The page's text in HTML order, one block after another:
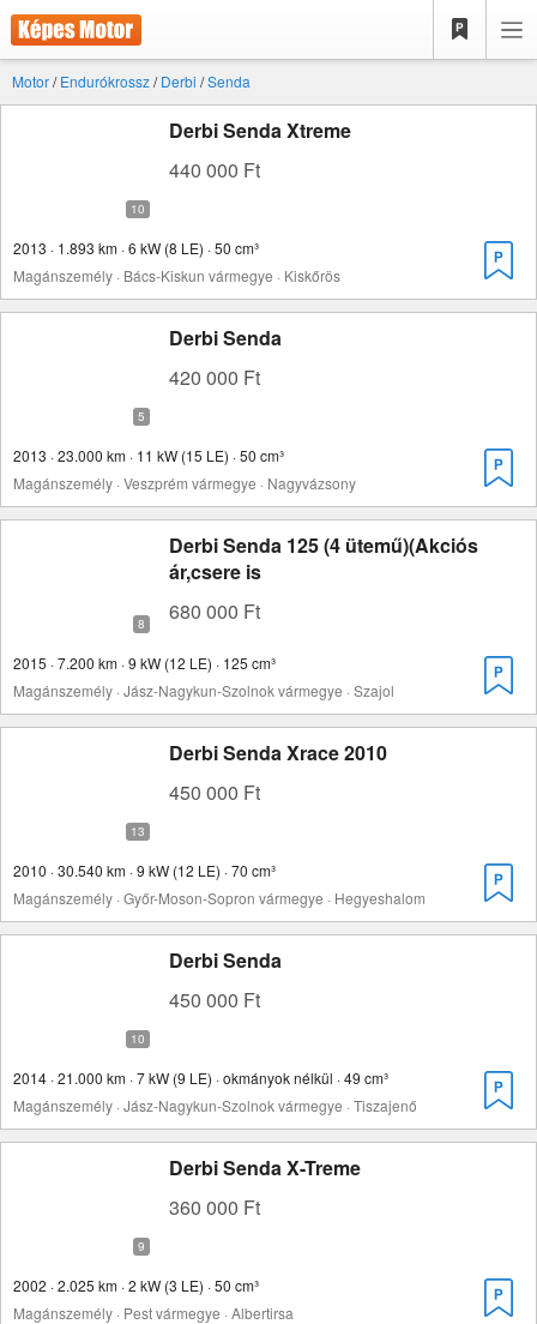
Motor/Endurókrossz/Derbi /Senda
Derbi Senda Xtreme
440 000 Ft
2013 · 1.893 km · 6 kW (8 LE) · 50 cm³
Magánszemély · Bács-Kiskun vármegye · Kiskőrös
Derbi Senda
420 000 Ft
2013 · 23.000 km · 11 kW (15 LE) · 50 cm³
Magánszemély · Veszprém vármegye · Nagyvázsony
Derbi Senda 125 (4 ütemű)(Akciós
ár,csere is
680 000 Ft
2015 · 7.200 km · 9 kW (12 LE) · 125 cm³
Magánszemély · Jász-Nagykun-Szolnok vármegye · Szajol
Derbi Senda Xrace 2010
450 000 Ft
2010 · 30.540 km · 9 kW (12 LE) · 70 cm³
Magánszemély · Győr-Moson-Sopron vármegye · Hegyeshalom
Derbi Senda
450 000 Ft
2014 · 21.000 km · 7 kW (9 LE) · okmányok nélkül · 49 cm³
Magánszemély · Jász-Nagykun-Szolnok vármegye · Tiszajenő
Derbi Senda X-Treme
360 000 Ft
2002 · 2.025 km · 2 kW (3 LE) · 50 cm³
Magánszemély · Pest vármegye · Albertirsa